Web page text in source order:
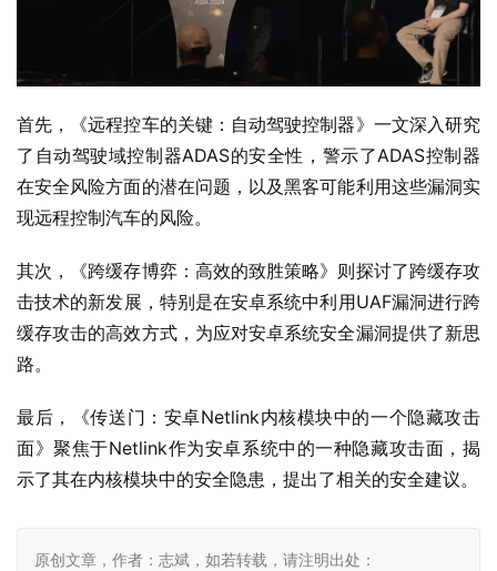
首先，《远程控车的关键：自动驾驶控制器》一文深入研究
了自动驾驶域控制器ADAS的安全性，警示了ADAS控制器
在安全风险方面的潜在问题，以及黑客可能利用这些漏洞实
现远程控制汽车的风险。
其次，《跨缓存博弈：高效的致胜策略》则探讨了跨缓存攻
击技术的新发展，特别是在安卓系统中利用UAF漏洞进行跨
缓存攻击的高效方式，为应对安卓系统安全漏洞提供了新思
路。
最后，《传送门：安卓Netlink内核模块中的一个隐藏攻击
面》聚焦于Netlink作为安卓系统中的一种隐藏攻击面，揭
示了其在内核模块中的安全隐患，提出了相关的安全建议。
原创文章，作者：志斌，如若转载，请注明出处：